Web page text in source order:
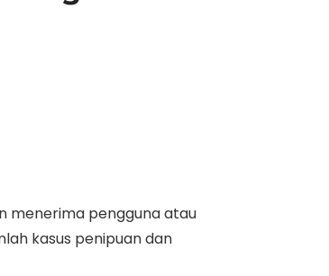
menerima pengguna atau
kasus penipuan dan